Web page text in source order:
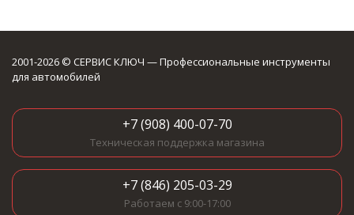
2001-2026 © СЕРВИС КЛЮЧ — Профессиональные инструменты
для автомобилей
+7 (908) 400-07-70
Техническая поддержка магазина
+7 (846) 205-03-29
Работаем с 9:00-17:00